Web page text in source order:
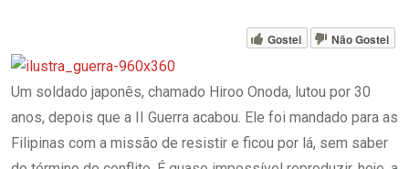
Email
Gostei Não Gostei
Um soldado japonês, chamado Hiroo Onoda, lutou por 30
anos, depois que a II Guerra acabou. Ele foi mandado para as
Filipinas com a missão de resistir e ficou por lá, sem saber